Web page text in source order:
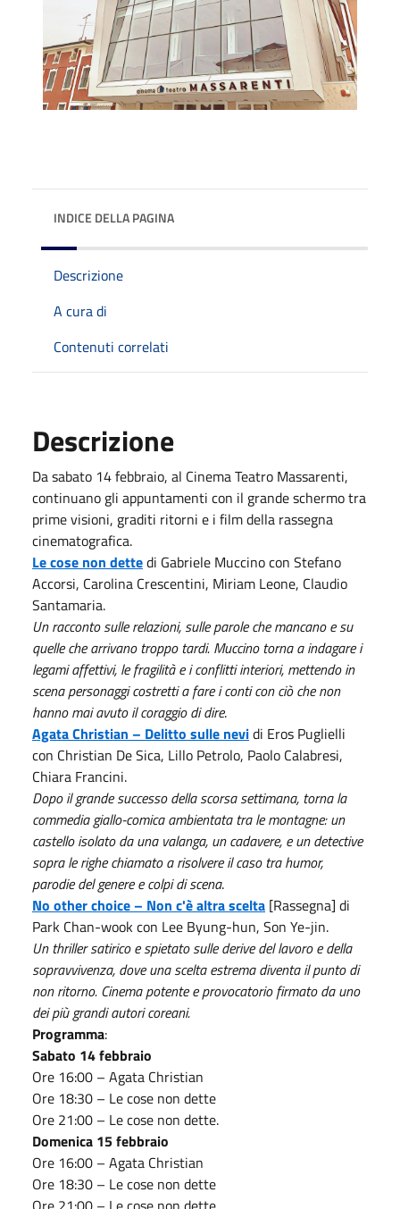
INDICE DELLA PAGINA
Descrizione
A cura di
Contenuti correlati
Descrizione
Da sabato 14 febbraio, al Cinema Teatro Massarenti,
continuano gli appuntamenti con il grande schermo tra
prime visioni, graditi ritorni e i film della rassegna
cinematografica.
Le cose non dettedi Gabriele Muccino con Stefano
Accorsi, Carolina Crescentini, Miriam Leone, Claudio
Santamaria.
Un racconto sulle relazioni, sulle parole che mancano e su
quelle che arrivano troppo tardi. Muccino torna a indagare i
legami affettivi, le fragilità e i conflitti interiori, mettendo in
scena personaggi costretti a fare i conti con ciò che non
hanno mai avuto il coraggio di dire.
Agata Christian – Delitto sulle nevidi Eros Puglielli
con Christian De Sica, Lillo Petrolo, Paolo Calabresi,
Chiara Francini.
Dopo il grande successo della scorsa settimana, torna la
commedia giallo-comica ambientata tra le montagne: un
castello isolato da una valanga, un cadavere, e un detective
sopra le righe chiamato a risolvere il caso tra humor,
parodie del genere e colpi di scena.
No other choice – Non c'è altra scelta [Rassegna] di
Park Chan-wook con Lee Byung-hun, Son Ye-jin.
Un thriller satirico e spietato sulle derive del lavoro e della
sopravvivenza, dove una scelta estrema diventa il punto di
non ritorno. Cinema potente e provocatorio firmato da uno
dei più grandi autori coreani.
Programma:
Sabato 14 febbraio
Ore 16:00 – Agata Christian
Ore 18:30 – Le cose non dette
Ore 21:00 – Le cose non dette.
Domenica 15 febbraio
Ore 16:00 – Agata Christian
Ore 18:30 – Le cose non dette